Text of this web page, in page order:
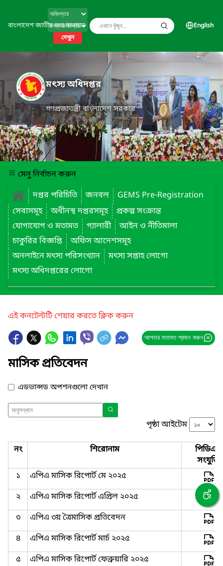
বাংলাদেশ জাতীয় তথ্য বাতায়ন
দেখুন
English
মৎস্য অধিদপ্তর
গণপ্রজাতন্ত্রী বাংলাদেশ সরকার
মেনু নির্বাচন করুন
দপ্তর পরিচিতি
জনবল
GEMS Pre-Registration
সেবাসমূহ
অধীনস্থ দপ্তরসমূহ
প্রকল্প সংক্রান্ত
যোগাযোগ ও মতামত
গ্যালারী
আইন ও নীতিমালা
চাকুরির বিজ্ঞপ্তি
অফিস আদেশসমূহ
অনলাইনে মৎস্য পরিসংখ্যান
মৎস্য সপ্তাহ লোগো
মৎস্য অধিদপ্তরের লোগো
এই কনটেন্টটি শেয়ার করতে ক্লিক করুন
আপনার মতামত প্রদান করুন
মাসিক প্রতিবেদন
এডভান্সড অপশনগুলো দেখান
পৃষ্ঠা আইটেম
নং শিরোনাম
পিডিএফ
সংযুক্তি
১
এপিএ মাসিক রিপোর্ট মে ২০২৫
২
এপিএ মাসিক রিপোর্ট এপ্রিল ২০২৫
৩
এপিএ ৩য় ত্রৈমাসিক প্রতিবেদন
৪
এপিএ মাসিক রিপোর্ট মার্চ ২০২৫
৫
এপিএ মাসিক রিপোর্ট ফেব্রুয়ারি ২০২৫